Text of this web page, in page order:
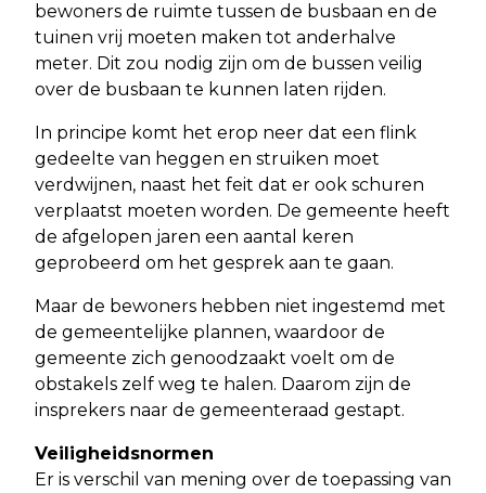
bewoners de ruimte tussen de busbaan en de
tuinen vrij moeten maken tot anderhalve
meter. Dit zou nodig zijn om de bussen veilig
over de busbaan te kunnen laten rijden.
In principe komt het erop neer dat een flink
gedeelte van heggen en struiken moet
verdwijnen, naast het feit dat er ook schuren
verplaatst moeten worden. De gemeente heeft
de afgelopen jaren een aantal keren
geprobeerd om het gesprek aan te gaan.
Maar de bewoners hebben niet ingestemd met
de gemeentelijke plannen, waardoor de
gemeente zich genoodzaakt voelt om de
obstakels zelf weg te halen. Daarom zijn de
insprekers naar de gemeenteraad gestapt.
Veiligheidsnormen
Er is verschil van mening over de toepassing van